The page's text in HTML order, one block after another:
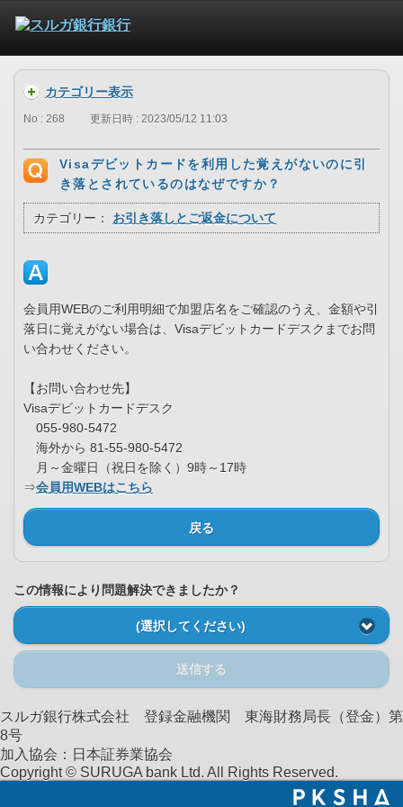
カテゴリー表示
No : 268 更新日時 : 2023/05/12 11:03
Visaデビットカードを利用した覚えがないのに引
き落とされているのはなぜですか？
カテゴリー： お引き落しとご返金について
会員用WEBのご利用明細で加盟店名をご確認のうえ、金額や引
落日に覚えがない場合は、Visaデビットカードデスクまでお問
い合わせください。
【お問い合わせ先】
Visaデビットカードデスク
055‐980‐5472
海外から 81‐55‐980‐5472
月～金曜日（祝日を除く）9時～17時
⇒会員用WEBはこちら
戻る
この情報により問題解決できましたか？
(選択してください)
送信する
スルガ銀行株式会社 登録金融機関 東海財務局長（登金）第
8号
加入協会：日本証券業協会
Copyright © SURUGA bank Ltd. All Rights Reserved.